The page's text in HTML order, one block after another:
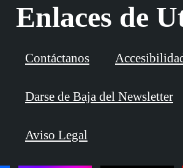
Enlaces de
Contáctanos
Darse de Baja del Newsletter
Aviso Legal